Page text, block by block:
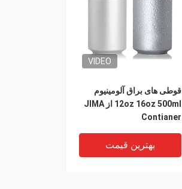
VIDEO
قوطی های براق آلومینیوم
12oz 16oz 500ml از JIMA
Contianer
بهترین قیمت